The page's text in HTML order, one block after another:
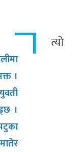
।
।
त्यो